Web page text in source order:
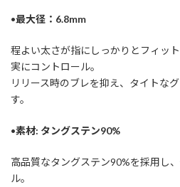
•最大径：6.8mm
程よい太さが指にしっかりとフィッ
実にコントロール。
リリース時のブレを抑え、タイトな
す。
•素材: タングステン90%
高品質なタングステン90%を採用し
ル。